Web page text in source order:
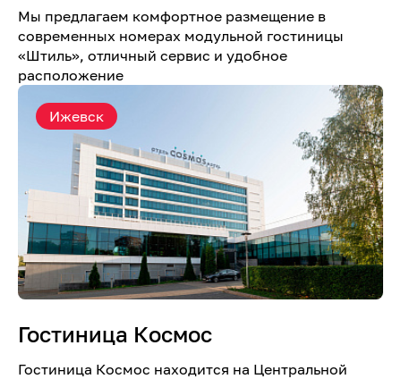
Мы предлагаем комфортное размещение в
современных номерах модульной гостиницы
«Штиль», отличный сервис и удобное
расположение
Ижевск
Гостиница Космос
Гостиница Космос находится на Центральной